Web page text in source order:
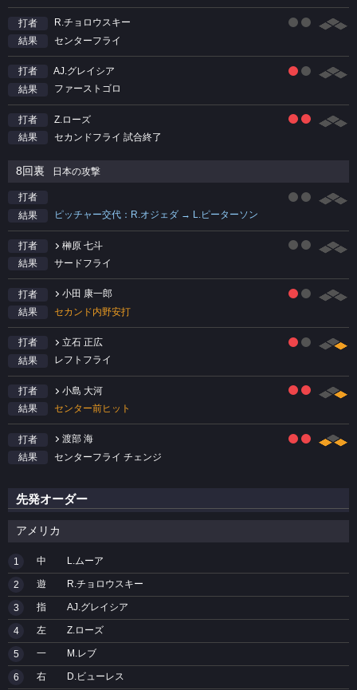
打者
R.チョロウスキー
結果
センターフライ
打者
AJ.グレイシア
結果
ファーストゴロ
打者
Z.ローズ
結果
セカンドフライ 試合終了
8回裏 日本の攻撃
打者
結果
ピッチャー交代：R.オジェダ → L.ピーターソン
打者
榊原 七斗
結果
サードフライ
打者
小田 康一郎
結果
セカンド内野安打
打者
立石 正広
結果
レフトフライ
打者
小島 大河
結果
センター前ヒット
打者
渡部 海
結果
センターフライ チェンジ
先発オーダー
アメリカ
1 中 L.ムーア
2 遊 R.チョロウスキー
3 指 AJ.グレイシア
4 左 Z.ローズ
5 一 M.レブ
6 右 D.ビューレス